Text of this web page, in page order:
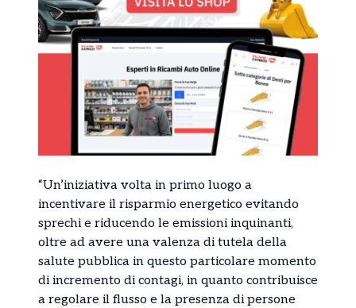
“Un’iniziativa volta in primo luogo a
incentivare il risparmio energetico evitando
sprechi e riducendo le emissioni inquinanti,
oltre ad avere una valenza di tutela della
salute pubblica in questo particolare momento
di incremento di contagi, in quanto contribuisce
a regolare il flusso e la presenza di persone